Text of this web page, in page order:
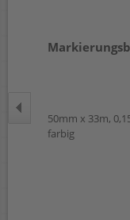
50mm x 33m,
farbig